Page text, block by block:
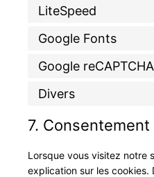
LiteSpeed
Google Fonts
Google reCAPTCHA
Divers
7. Consentement
Lorsque vous visitez notre
explication sur les cookies.